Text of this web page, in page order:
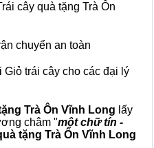
cây quà tặng Trà Ôn
chuyển an toàn
trái cây cho các đại lý
Trà Ôn Vĩnh Long lấy
châm "một chữ tín -
tặng Trà Ôn Vĩnh Long